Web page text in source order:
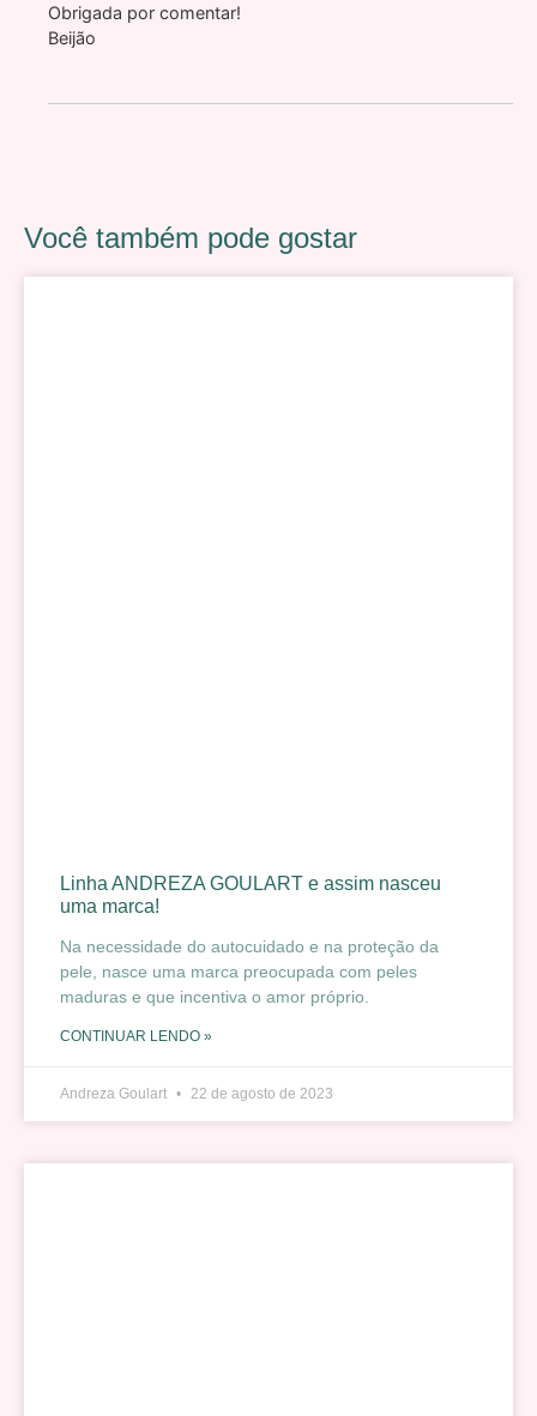
Obrigada por comentar!
Beijão
Você também pode gostar
Linha ANDREZA GOULART e assim nasceu
uma marca!
Na necessidade do autocuidado e na proteção da
pele, nasce uma marca preocupada com peles
maduras e que incentiva o amor próprio.
CONTINUAR LENDO »
Andreza Goulart 22 de agosto de 2023